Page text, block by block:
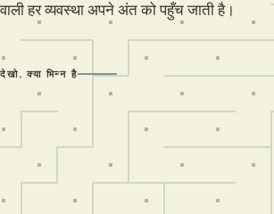
वाली हर व्यवस्था अपने अंत को पहुँच जाती है।
देखो, क्या भिन्न है